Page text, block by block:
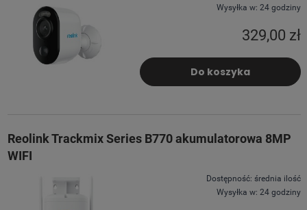
Wysyłka w: 24 godziny
329,00 zł
Do koszyka
Reolink Trackmix Series B770 akumulatorowa 8MP
WIFI
Dostępność: średnia ilość
Wysyłka w: 24 godziny